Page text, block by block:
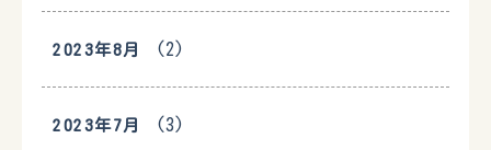
2023年8月 (2)
2023年7月 (3)